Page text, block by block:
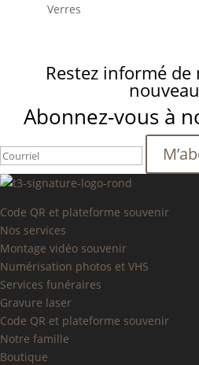
Verres
Restez informé
Abonnez-vous à
Code QR et plateforme souvenir
Nos services
Montage vidéo souvenir
Numérisation photos et VHS
Services funéraires
Gravure laser
Code QR et plateforme souvenir
Notre famille
Boutique